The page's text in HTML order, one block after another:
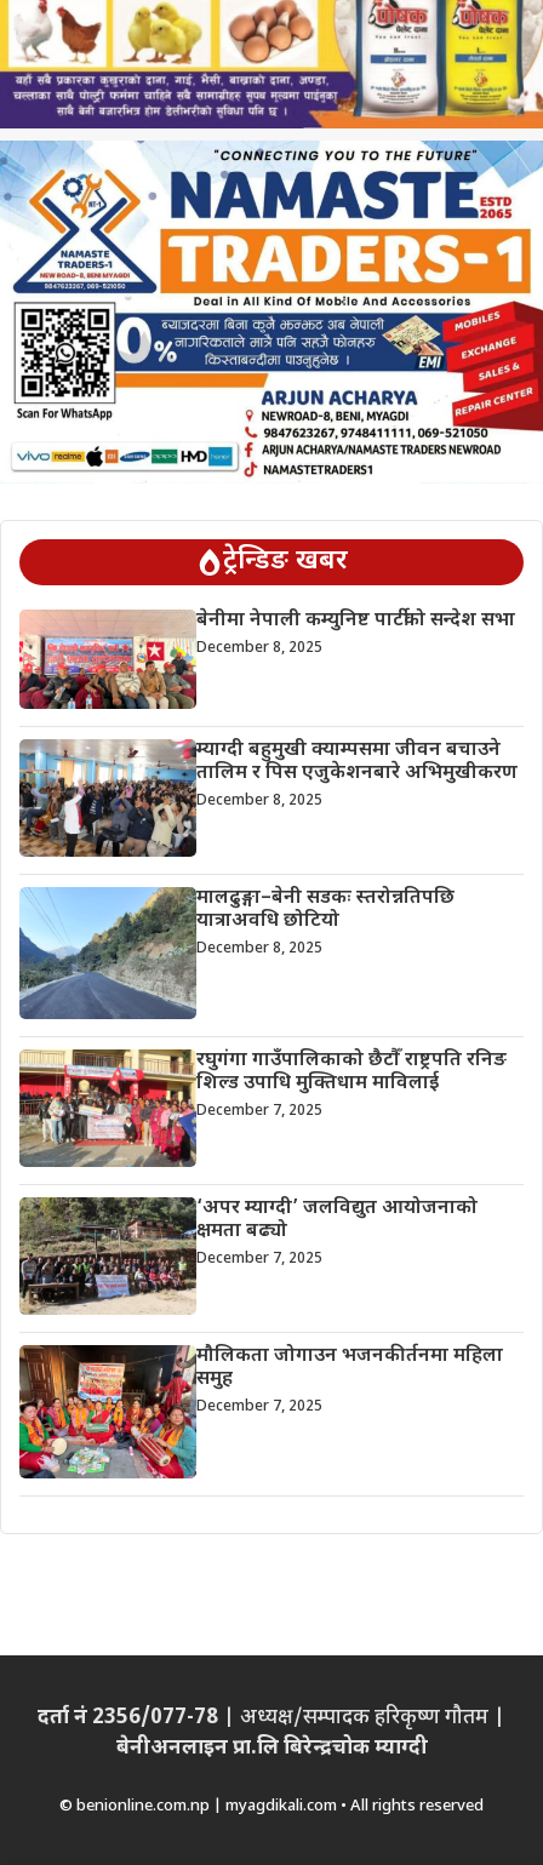
ट्रेन्डिङ खबर
बेनीमा नेपाली कम्युनिष्ट पार्टीको सन्देश सभा
December 8, 2025
म्याग्दी बहुमुखी क्याम्पसमा जीवन बचाउने
तालिम र पिस एजुकेशनबारे अभिमुखीकरण
December 8, 2025
मालढुङ्गा–बेनी सडकः स्तरोन्नतिपछि
यात्राअवधि छोटियो
December 8, 2025
रघुगंगा गाउँपालिकाको छैटौँ राष्ट्रपति रनिङ
शिल्ड उपाधि मुक्तिधाम माविलाई
December 7, 2025
‘अपर म्याग्दी’ जलविद्युत आयोजनाको
क्षमता बढ्यो
December 7, 2025
मौलिकता जोगाउन भजनकीर्तनमा महिला
समुह
December 7, 2025
दर्ता नं 2356/077-78 | अध्यक्ष/सम्पादक हरिकृष्ण गौतम |
बेनीअनलाइन प्रा.लि बिरेन्द्रचोक म्याग्दी
© benionline.com.np | myagdikali.com • All rights reserved